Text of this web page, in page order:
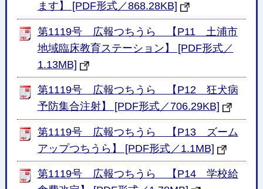
ます】 [PDF形式／868.28KB]
第1119号 広報つちうら 【P11 土浦市
地域臨床教育ステーション】 [PDF形式／
1.13MB]
第1119号 広報つちうら 【P12 狂犬病
予防集合注射】 [PDF形式／706.29KB]
第1119号 広報つちうら 【P13 ズーム
アップつちうら】 [PDF形式／1.1MB]
第1119号 広報つちうら 【P14 学校給